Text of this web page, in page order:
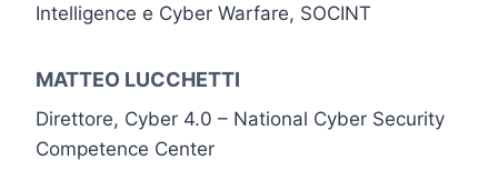
Intelligence e Cyber Warfare, SOCINT
MATTEO LUCCHETTI
Direttore, Cyber 4.0 – National Cyber Security
Competence Center